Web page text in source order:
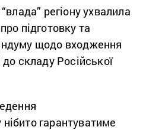
регіону ухвалила
підготовку та
щодо входження
складу Російської
гарантуватиме